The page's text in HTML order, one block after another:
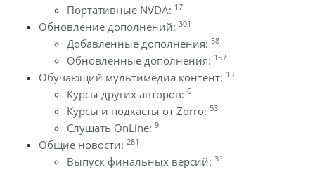
Портативные NVDA: 17
Обновление дополнений: 301
Добавленные дополнения: 58
Обновленные дополнения: 157
Обучающий мультимедиа контент: 13
Курсы других авторов: 6
Курсы и подкасты от Zorro: 53
Слушать OnLine: 9
Общие новости: 281
Выпуск финальных версий: 31